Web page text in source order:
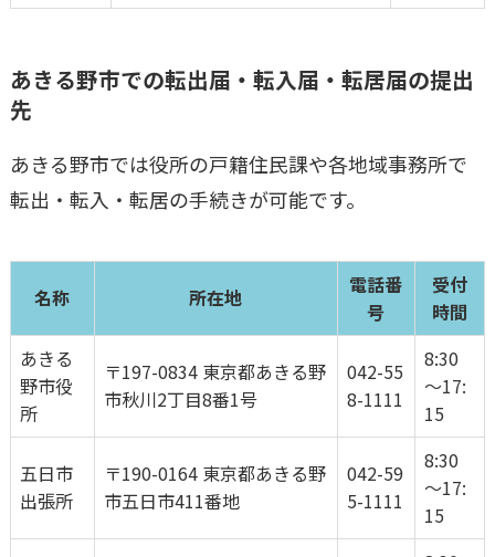
あきる野市での転出届・転入届・転居届の提出
先
あきる野市では役所の戸籍住民課や各地域事務所で
転出・転入・転居の手続きが可能です。
名称 所在地
電話番
号
受付
時間
あきる
野市役
所
〒197-0834 東京都あきる野
市秋川2丁目8番1号
042-55
8-1111
8:30
～17:
15
五日市
出張所
〒190-0164 東京都あきる野
市五日市411番地
042-59
5-1111
8:30
～17:
15